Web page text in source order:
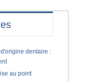
dentaire :
au point